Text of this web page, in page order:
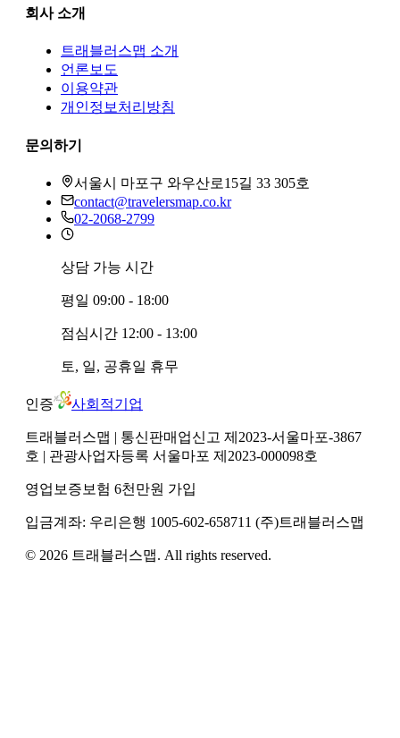
회사 소개
트래블러스맵 소개
언론보도
이용약관
개인정보처리방침
문의하기
서울시 마포구 와우산로15길 33 305호
contact@travelersmap.co.kr
02-2068-2799
상담 가능 시간
평일 09:00 - 18:00
점심시간 12:00 - 13:00
토, 일, 공휴일 휴무
인증 사회적기업
트래블러스맵 | 통신판매업신고 제2023-서울마포-3867
호 | 관광사업자등록 서울마포 제2023-000098호
영업보증보험 6천만원 가입
입금계좌: 우리은행 1005-602-658711 (주)트래블러스맵
© 2026 트래블러스맵. All rights reserved.